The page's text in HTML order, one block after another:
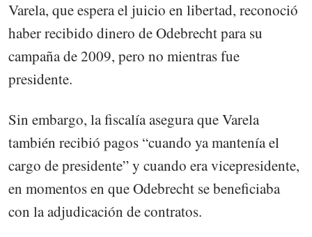
Varela, que espera el juicio en libertad, reconoció
haber recibido dinero de Odebrecht para su
campaña de 2009, pero no mientras fue
presidente.
Sin embargo, la fiscalía asegura que Varela
también recibió pagos “cuando ya mantenía el
cargo de presidente” y cuando era vicepresidente,
en momentos en que Odebrecht se beneficiaba
con la adjudicación de contratos.